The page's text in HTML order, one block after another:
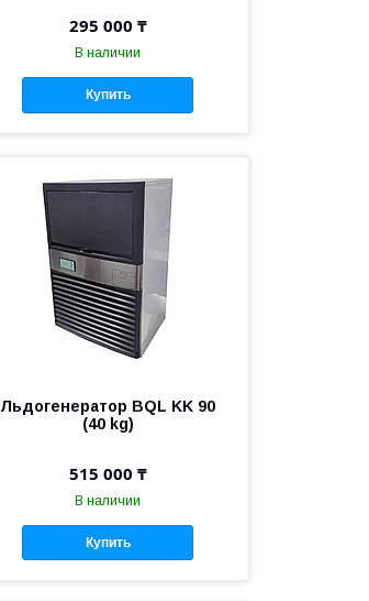
295 000 ₸
В наличии
Купить
Льдогенератор BQL KK 90
(40 kg)
515 000 ₸
В наличии
Купить